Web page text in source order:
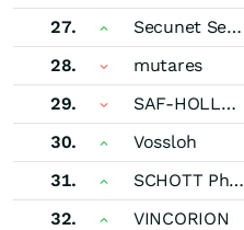
27.
Secunet Security Networks
28.
mutares
29.
SAF-HOLLAND
30.
Vossloh
31.
SCHOTT Pharma
32.
VINCORION